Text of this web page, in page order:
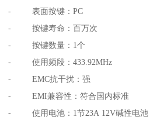
- 表面按键：PC
- 按键寿命：百万次
- 按键数量：1个
- 使用频段：433.92MHz
- EMC抗干扰：强
- EMI兼容性：符合国内标准
- 使用电池：1节23A 12V碱性电池